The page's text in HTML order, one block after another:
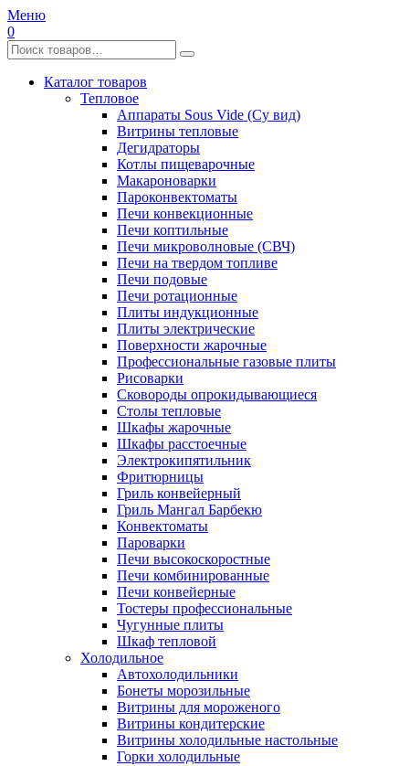
Меню
0
Каталог товаров
Тепловое
Аппараты Sous Vide (Су вид)
Витрины тепловые
Дегидраторы
Котлы пищеварочные
Макароноварки
Пароконвектоматы
Печи конвекционные
Печи коптильные
Печи микроволновые (СВЧ)
Печи на твердом топливе
Печи подовые
Печи ротационные
Плиты индукционные
Плиты электрические
Поверхности жарочные
Профессиональные газовые плиты
Рисоварки
Сковороды опрокидывающиеся
Столы тепловые
Шкафы жарочные
Шкафы расстоечные
Электрокипятильник
Фритюрницы
Гриль конвейерный
Гриль Мангал Барбекю
Конвектоматы
Пароварки
Печи высокоскоростные
Печи комбинированные
Печи конвейерные
Тостеры профессиональные
Чугунные плиты
Шкаф тепловой
Холодильное
Автохолодильники
Бонеты морозильные
Витрины для мороженого
Витрины кондитерские
Витрины холодильные настольные
Горки холодильные